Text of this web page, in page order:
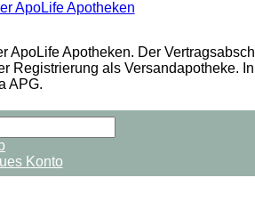
ApoLife Apotheken
Apotheken. Der
als Versandapotheke.
APG.
Konto